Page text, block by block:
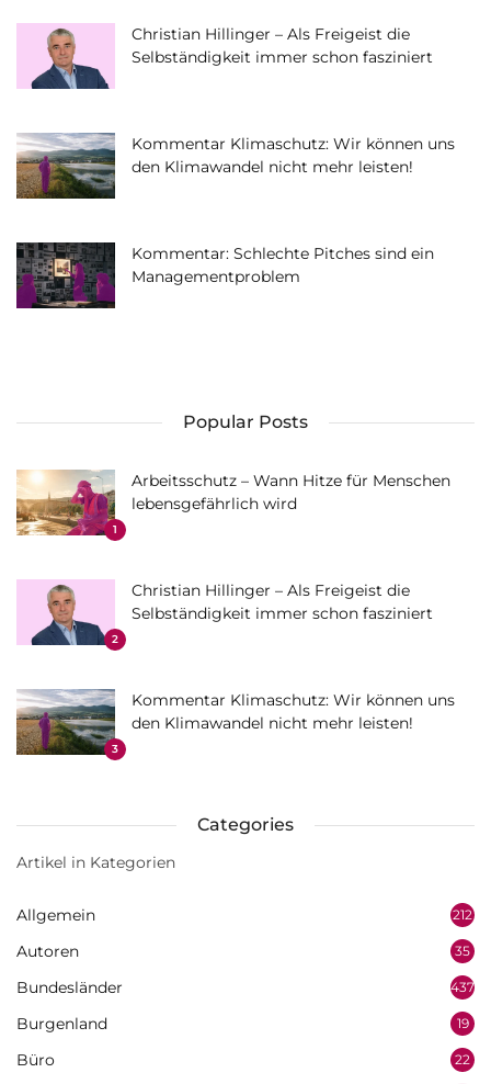
Christian Hillinger – Als Freigeist die
Selbständigkeit immer schon fasziniert
Kommentar Klimaschutz: Wir können uns
den Klimawandel nicht mehr leisten!
Kommentar: Schlechte Pitches sind ein
Managementproblem
Popular Posts
1
Arbeitsschutz – Wann Hitze für Menschen
lebensgefährlich wird
2
Christian Hillinger – Als Freigeist die
Selbständigkeit immer schon fasziniert
3
Kommentar Klimaschutz: Wir können uns
den Klimawandel nicht mehr leisten!
Categories
Artikel in Kategorien
Allgemein 212
Autoren 35
Bundesländer 437
Burgenland 19
Büro 22